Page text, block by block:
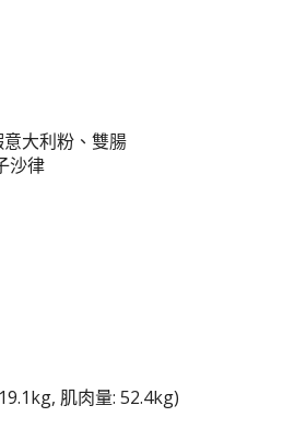
大利粉、雙腸
沙律
肌肉量: 52.4kg)